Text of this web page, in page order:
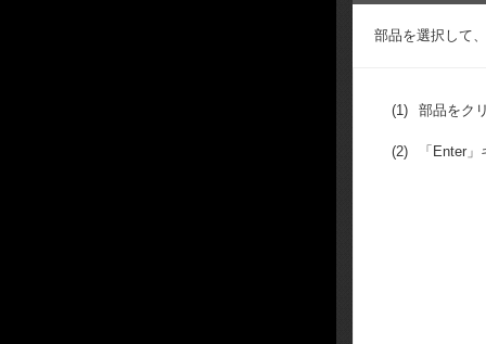
部品を選択して
(1) 部品をク
(2) 「Enter